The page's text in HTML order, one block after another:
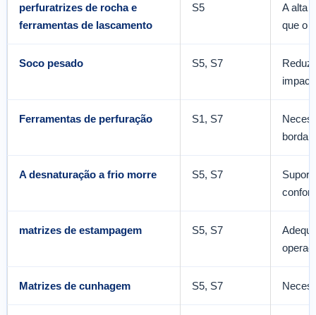
perfuratrizes de rocha e
ferramentas de lascamento
S5
A alta
que o
Soco pesado S5, S7
Reduz
Ferramentas de perfuração S1, S7
borda.
A desnaturação a frio morre S5, S7
matrizes de estampagem S5, S7
Matrizes de cunhagem S5, S7